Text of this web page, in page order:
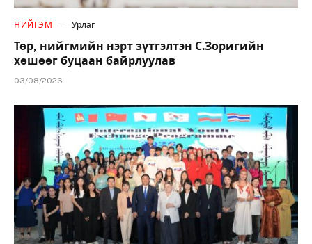
НИЙГЭМ Урлаг
Төр, нийгмийн нэрт зүтгэлтэн С.Зоригийн
хөшөөг буцаан байрлуулав
03/08/2026